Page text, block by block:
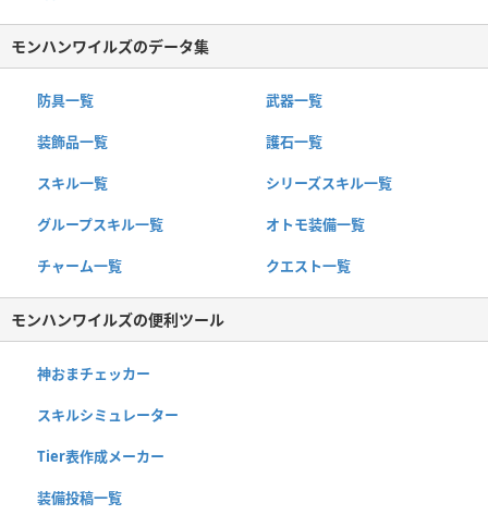
モンハンワイルズのデータ集
防具一覧 武器一覧
装飾品一覧 護石一覧
スキル一覧 シリーズスキル一覧
グループスキル一覧 オトモ装備一覧
チャーム一覧 クエスト一覧
モンハンワイルズの便利ツール
神おまチェッカー
スキルシミュレーター
Tier表作成メーカー
装備投稿一覧